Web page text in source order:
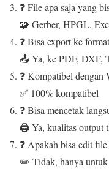
❓ File apa saja yang
🧩 Gerber, HPGL,
❓ Bisa export ke
📤 Ya, ke PDF, DXF,
❓ Kompatibel dengan
✅ 100% kompatibel
❓ Bisa mencetak
🖨️ Ya, kualitas output
❓ Apakah bisa edit
✏️ Tidak, hanya untuk